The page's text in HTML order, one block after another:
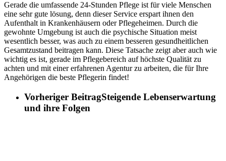
Gerade die umfassende 24-Stunden Pflege ist für viele Menschen
eine sehr gute lösung, denn dieser Service erspart ihnen den
Aufenthalt in Krankenhäusern oder Pflegeheimen. Durch die
gewohnte Umgebung ist auch die psychische Situation meist
wesentlich besser, was auch zu einem besseren gesundheitlichen
Gesamtzustand beitragen kann. Diese Tatsache zeigt aber auch wie
wichtig es ist, gerade im Pflegebereich auf höchste Qualität zu
achten und mit einer erfahrenen Agentur zu arbeiten, die für Ihre
Angehörigen die beste Pflegerin findet!
Vorheriger BeitragSteigende Lebenserwartung
und ihre Folgen